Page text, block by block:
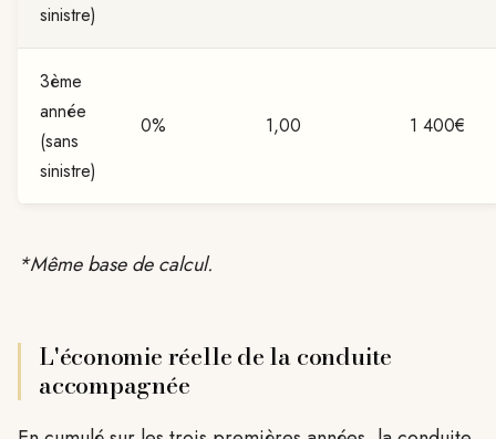
sinistre)
3ème
année
(sans
sinistre)
0% 1,00 1 400€
*Même base de calcul.
L'économie réelle de la conduite
accompagnée